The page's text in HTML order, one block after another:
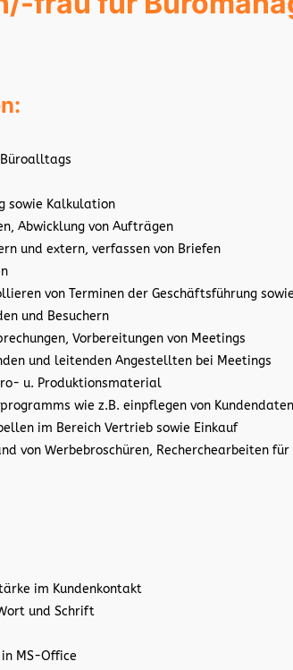
sowie Kalkulation
Abwicklung von Aufträgen
und extern, verfassen von Briefen
von Terminen der Geschäftsführung
und Besuchern
Vorbereitungen von Meetings
und leitenden Angestellten bei Meetings
u. Produktionsmaterial
wie z.B. einpflegen von
im Bereich Vertrieb sowie Einkauf
von Werbebroschüren, Recherchearbeiten
im Kundenkontakt
und Schrift
MS-Office